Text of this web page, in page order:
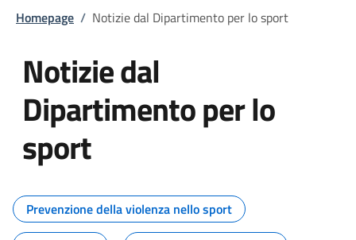
Homepage / Notizie dal Dipartimento per lo sport
Notizie dal
Dipartimento per lo
sport
Tutti i contenuti della pagina
Prevenzione della violenza nello sport